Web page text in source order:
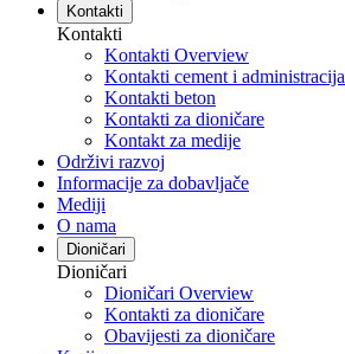
Kontakti
Kontakti
Kontakti Overview
Kontakti cement i administracija
Kontakti beton
Kontakti za dioničare
Kontakt za medije
Održivi razvoj
Informacije za dobavljače
Mediji
O nama
Dioničari
Dioničari
Dioničari Overview
Kontakti za dioničare
Obavijesti za dioničare